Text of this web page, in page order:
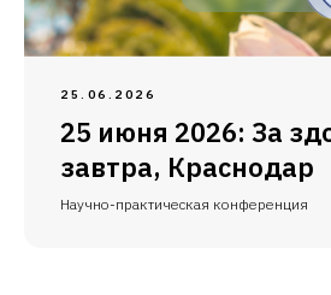
25.06.2026
25 июня 2026: За
завтра, Краснодар
Научно-практическая конференция